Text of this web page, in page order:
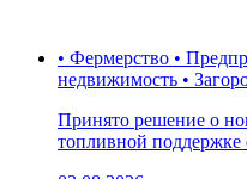
• Фермерство •
недвижимость •
Принято решение о
топливной поддержке